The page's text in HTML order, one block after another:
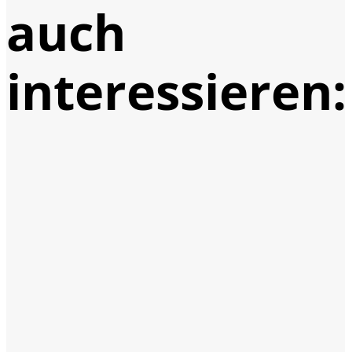
auch
interessieren: